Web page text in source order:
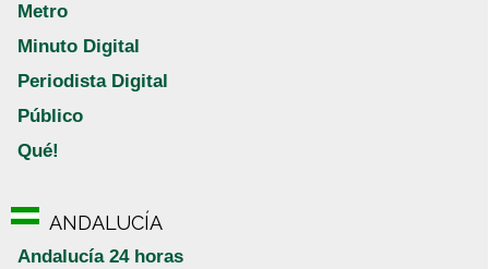
Metro
Minuto Digital
Periodista Digital
Público
Qué!
ANDALUCÍA
Andalucía 24 horas